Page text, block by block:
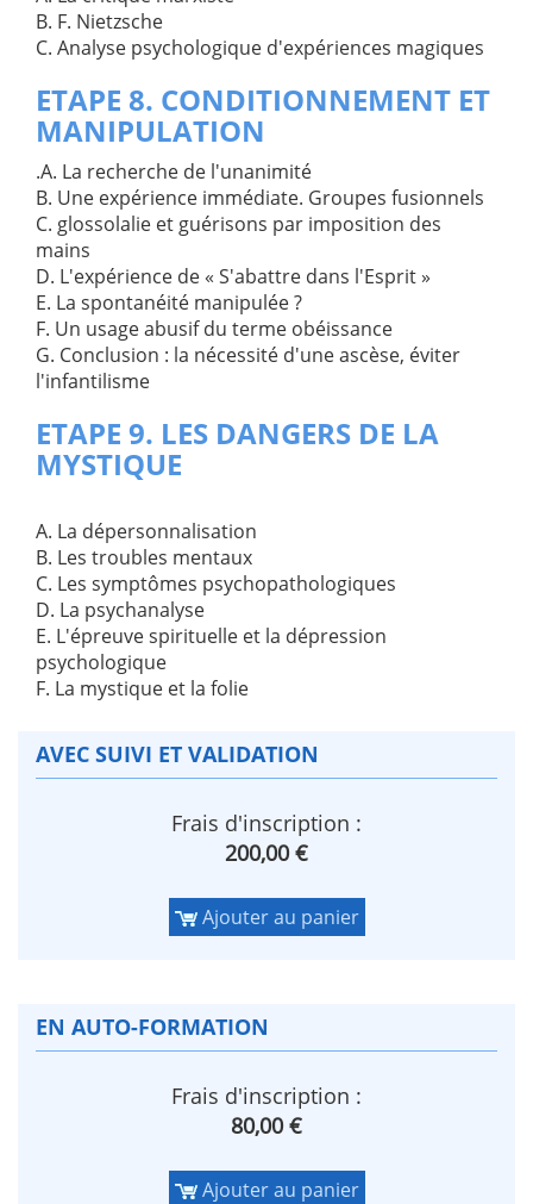
B. F. Nietzsche
C. Analyse psychologique d'expériences magiques
ETAPE 8. CONDITIONNEMENT ET
MANIPULATION
.A. La recherche de l'unanimité
B. Une expérience immédiate. Groupes fusionnels
C. glossolalie et guérisons par imposition des
mains
D. L'expérience de « S'abattre dans l'Esprit »
E. La spontanéité manipulée ?
F. Un usage abusif du terme obéissance
G. Conclusion : la nécessité d'une ascèse, éviter
l'infantilisme
ETAPE 9. LES DANGERS DE LA
MYSTIQUE
A. La dépersonnalisation
B. Les troubles mentaux
C. Les symptômes psychopathologiques
D. La psychanalyse
E. L'épreuve spirituelle et la dépression
psychologique
F. La mystique et la folie
AVEC SUIVI ET VALIDATION
Frais d'inscription :
200,00 €
Ajouter au panier
EN AUTO-FORMATION
Frais d'inscription :
80,00 €
Ajouter au panier